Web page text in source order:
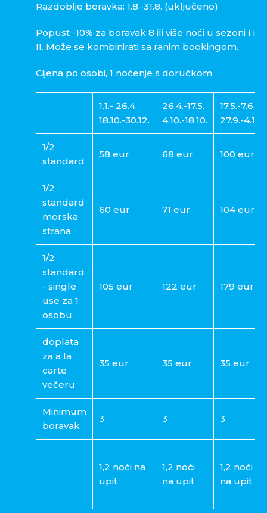
Razdoblje boravka: 1.8.-31.8. (uključeno)
Popust -10% za boravak 8 ili više noći u sezoni I i
II. Može se kombinirati sa ranim bookingom.
Cijena po osobi, 1 noćenje s doručkom
1.1.- 26.4.
18.10.-30.12.
26.4.-17.5.
4.10.-18.10.
17.5.-7.6.
27.9.-4.10.
1/2
standard
58 eur 68 eur 100 eur
1/2
standard
morska
strana
60 eur 71 eur 104 eur
1/2
standard
- single
use za 1
osobu
105 eur 122 eur 179 eur
doplata
za a la
carte
večeru
35 eur 35 eur 35 eur
Minimum
boravak
3 3 3
1,2 noći na
upit
1,2 noći
na upit
1,2 noći
na upit